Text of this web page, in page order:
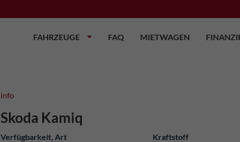
FAHRZEUGE FAQ MIETWAGEN
info
Skoda Kamiq
Verfügbarkeit, Art Kraftstoff